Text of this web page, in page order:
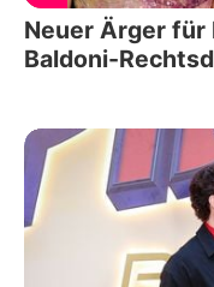
Neuer Ärger für
Baldoni-